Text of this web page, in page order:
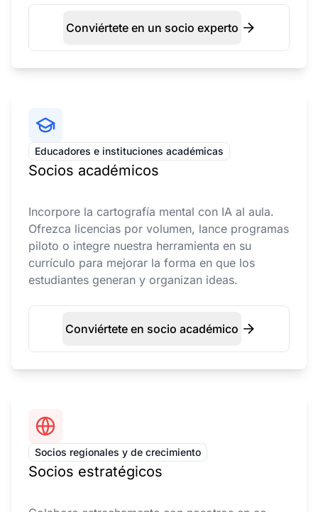
Conviértete en un socio experto
Educadores e instituciones académicas
Socios académicos
Incorpore la cartografía mental con IA al aula.
Ofrezca licencias por volumen, lance programas
piloto o integre nuestra herramienta en su
currículo para mejorar la forma en que los
estudiantes generan y organizan ideas.
Conviértete en socio académico
Socios regionales y de crecimiento
Socios estratégicos